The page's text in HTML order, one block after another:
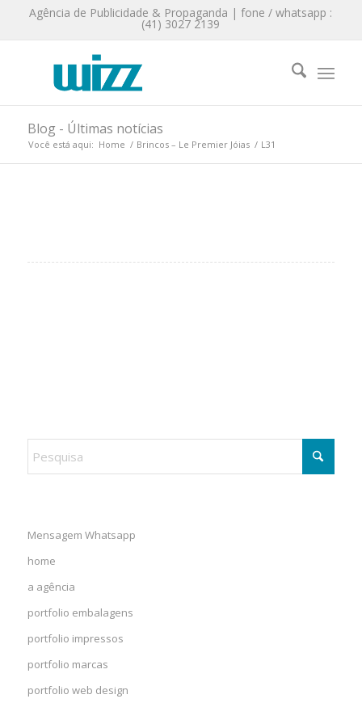
Agência de Publicidade & Propaganda | fone / whatsapp :
(41) 3027 2139
Blog - Últimas notícias
Você está aqui: Home / Brincos – Le Premier Jóias / L31
Mensagem Whatsapp
home
a agência
portfolio embalagens
portfolio impressos
portfolio marcas
portfolio web design